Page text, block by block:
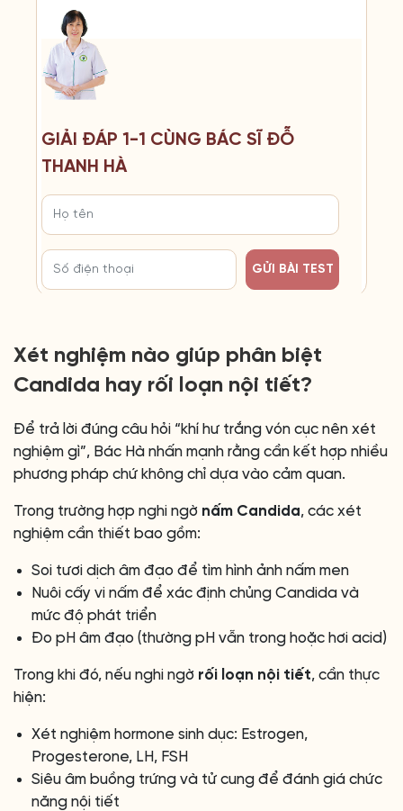
GIẢI ĐÁP 1-1 CÙNG BÁC SĨ ĐỖ
THANH HÀ
GỬI BÀI TEST
Xét nghiệm nào giúp phân biệt
Candida hay rối loạn nội tiết?
Để trả lời đúng câu hỏi “khí hư trắng vón cục nên xét
nghiệm gì”, Bác Hà nhấn mạnh rằng cần kết hợp nhiều
phương pháp chứ không chỉ dựa vào cảm quan.
Trong trường hợp nghi ngờ nấm Candida, các xét
nghiệm cần thiết bao gồm:
Soi tươi dịch âm đạo để tìm hình ảnh nấm men
Nuôi cấy vi nấm để xác định chủng Candida và
mức độ phát triển
Đo pH âm đạo (thường pH vẫn trong hoặc hơi acid)
Trong khi đó, nếu nghi ngờ rối loạn nội tiết, cần thực
hiện:
Xét nghiệm hormone sinh dục: Estrogen,
Progesterone, LH, FSH
Siêu âm buồng trứng và tử cung để đánh giá chức
năng nội tiết